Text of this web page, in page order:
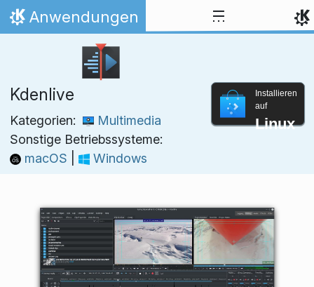
Zum Inhalt springen
Startseite
Anwendungen
Kdenlive
Kategorien:
Multimedia
Sonstige Betriebssysteme:
macOS
Windows
Installieren
auf
Linux